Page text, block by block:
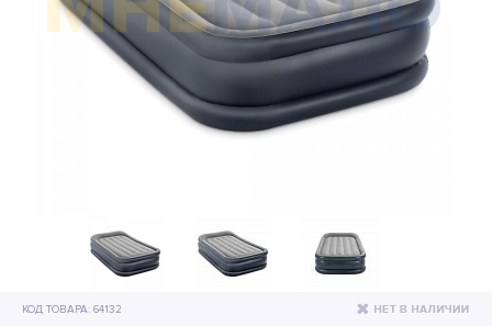
Надувные подушки Насосы, ремкомплекты
Бассейны и оборудование Подстилки под бассейн
Озонаторы
КОД ТОВАРА: 64132